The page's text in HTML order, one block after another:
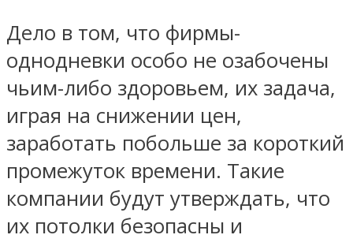
Дело в том, что фирмы-
однодневки особо не озабочены
чьим-либо здоровьем, их задача,
играя на снижении цен,
заработать побольше за короткий
промежуток времени. Такие
компании будут утверждать, что
их потолки безопасны и